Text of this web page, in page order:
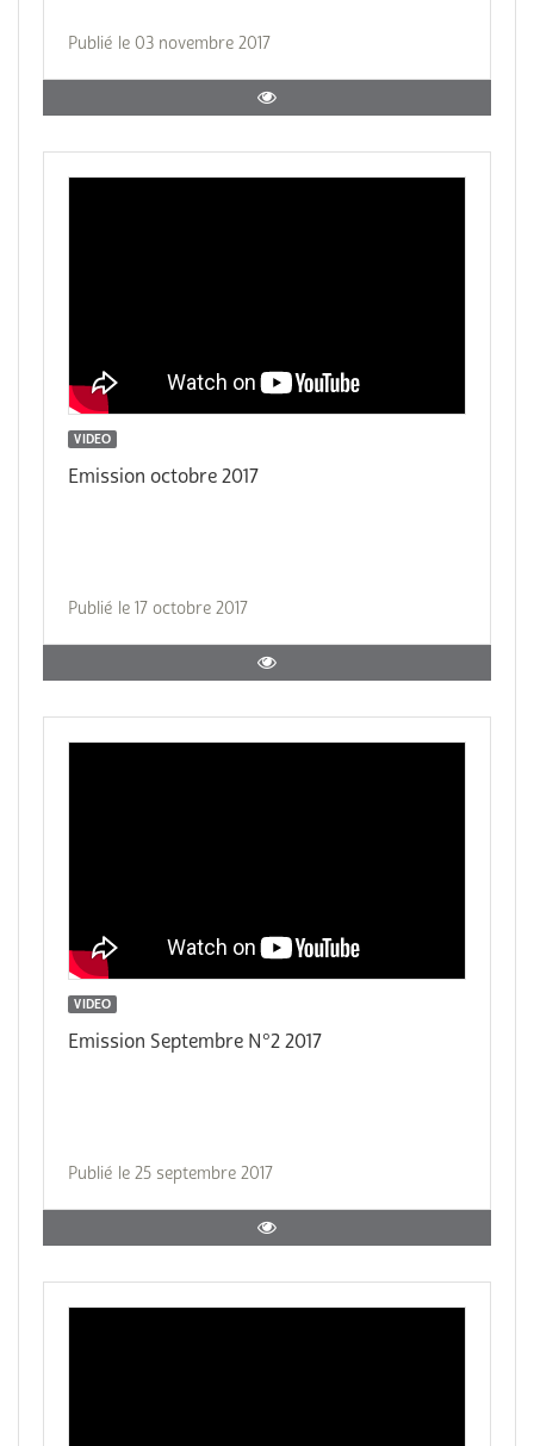
Publié le 03 novembre 2017
VIDEO
Emission octobre 2017
Publié le 17 octobre 2017
VIDEO
Emission Septembre N°2 2017
Publié le 25 septembre 2017